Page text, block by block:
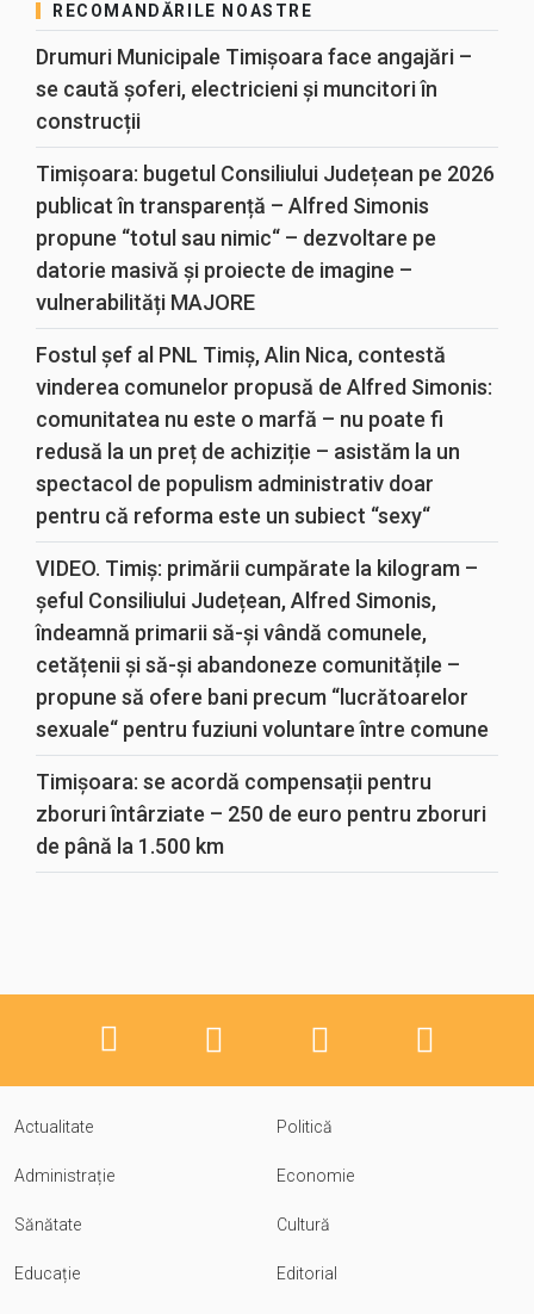
RECOMANDĂRILE NOASTRE
Drumuri Municipale Timișoara face angajări –
se caută șoferi, electricieni și muncitori în
construcții
Timișoara: bugetul Consiliului Județean pe 2026
publicat în transparență – Alfred Simonis
propune “totul sau nimic“ – dezvoltare pe
datorie masivă și proiecte de imagine –
vulnerabilități MAJORE
Fostul șef al PNL Timiș, Alin Nica, contestă
vinderea comunelor propusă de Alfred Simonis:
comunitatea nu este o marfă – nu poate fi
redusă la un preț de achiziție – asistăm la un
spectacol de populism administrativ doar
pentru că reforma este un subiect “sexy“
VIDEO. Timiș: primării cumpărate la kilogram –
șeful Consiliului Județean, Alfred Simonis,
îndeamnă primarii să-și vândă comunele,
cetățenii și să-și abandoneze comunitățile –
propune să ofere bani precum “lucrătoarelor
sexuale“ pentru fuziuni voluntare între comune
Timișoara: se acordă compensații pentru
zboruri întârziate – 250 de euro pentru zboruri
de până la 1.500 km
Actualitate Politică
Administrație Economie
Sănătate Cultură
Educație Editorial